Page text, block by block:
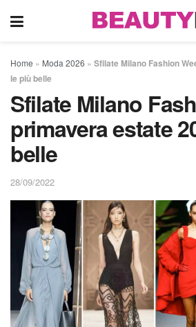
Home » Moda 2026 » Sfilate Milano Fashion
le più belle
Sfilate Milano
primavera estate
belle
28/09/2022